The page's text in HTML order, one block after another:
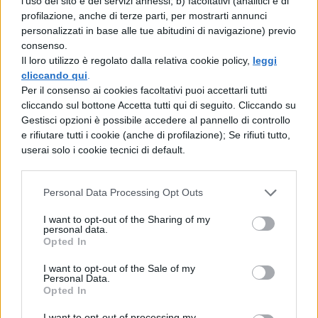
profilazione, anche di terze parti, per mostrarti annunci
personalizzati in base alle tue abitudini di navigazione) previo
consenso.
Il loro utilizzo è regolato dalla relativa cookie policy, leggi
cliccando qui
Per il consenso ai cookies facoltativi puoi accettarli tutti
cliccando sul bottone Accetta tutti qui di seguito. Cliccando su
Gestisci opzioni è possibile accedere al pannello di controllo
e rifiutare tutti i cookie (anche di profilazione); Se rifiuti tutto,
userai solo i cookie tecnici di default.
Personal Data Processing Opt Outs
I want to opt-out of the Sharing of my
personal data.
Opted In
I want to opt-out of the Sale of my
Personal Data.
Opted In
BALLOTTAGGIO E COME SI VOTA.Il 7
maggio dalle 8.00 alla 19.00 si sono
scontrati quindi Le Pen e Macron. Il sistema
elettivo francese è maggioritario
uninominale a doppio turno. In realtà il
ballottaggio non è obbligatorio: se uno dei
momento non è mai successo, per cui
domenica i francesi si sono recati di nuovo
alle urne e chi ha votato uno dei candidati
che sono stati esclusi ha scelto, questa